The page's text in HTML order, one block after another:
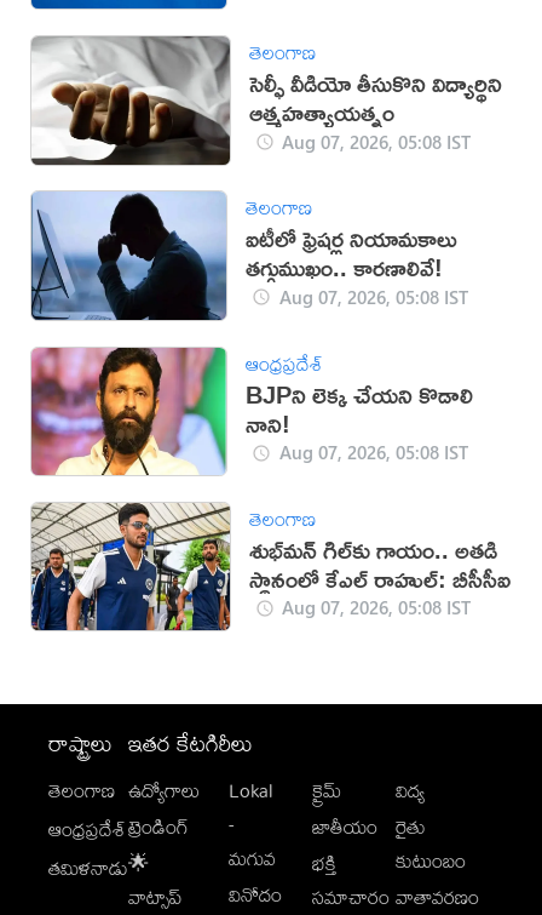
తెలంగాణ
సెల్ఫీ వీడియో తీసుకొని విద్యార్థిని
ఆత్మహత్యాయత్నం
Aug 07, 2026, 05:08 IST
తెలంగాణ
ఐటీలో ఫ్రెషర్ల నియామకాలు
తగ్గుముఖం.. కారణాలివే!
Aug 07, 2026, 05:08 IST
ఆంధ్రప్రదేశ్
BJPని లెక్క చేయని కొడాలి
నాని!
Aug 07, 2026, 05:08 IST
తెలంగాణ
శుభ్‌మన్‌ గిల్‌కు గాయం.. అతడి
స్థానంలో కేఎల్ రాహుల్: బీసీసీఐ
Aug 07, 2026, 05:08 IST
రాష్ట్రాలు
తెలంగాణ
ఆంధ్రప్రదేశ్
తమిళనాడు
ఇతర కేటగిరీలు
ఉద్యోగాలు
ట్రెండింగ్
🌟
వాట్సాప్
Lokal
-
మగువ
వినోదం
క్రైమ్
జాతీయం
భక్తి
సమాచారం
విద్య
రైతు
కుటుంబం
వాతావరణం